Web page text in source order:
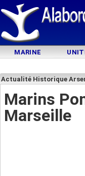
MARINE
Actualité Historique
Marins
Marseille